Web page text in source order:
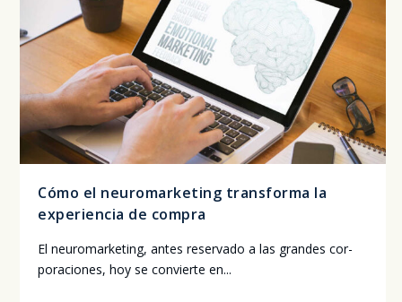
Cómo el neuromarketing transforma la
experiencia de compra
El neu­ro­mar­ke­ting, antes reser­va­do a las gran­des cor­
po­ra­cio­nes, hoy se con­vier­te en...